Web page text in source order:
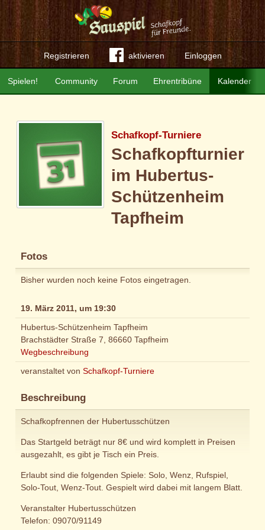
Registrieren aktivieren Einloggen
Community Forum Ehrentribüne Kalender
Spielen!
Schafkopf-Turniere
Schafkopfturnier
im Hubertus-
Schützenheim
Tapfheim
Fotos
Bisher wurden noch keine Fotos eingetragen.
19. März 2011, um 19:30
Hubertus-Schützenheim Tapfheim
Brachstädter Straße 7, 86660 Tapfheim
Wegbeschreibung
veranstaltet von Schafkopf-Turniere
Beschreibung
Schafkopfrennen der Hubertusschützen
Das Startgeld beträgt nur 8€ und wird komplett in Preisen
ausgezahlt, es gibt je Tisch ein Preis.
Erlaubt sind die folgenden Spiele: Solo, Wenz, Rufspiel,
Solo-Tout, Wenz-Tout. Gespielt wird dabei mit langem Blatt.
Veranstalter Hubertusschützen
Telefon: 09070/91149